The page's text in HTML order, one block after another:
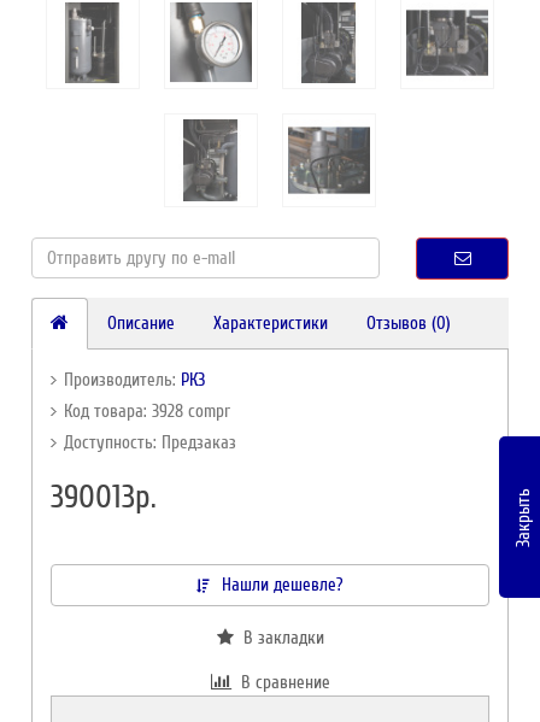
Описание Характеристики Отзывов (0)
Производитель: РКЗ
Код товара: 3928 compr
Доступность: Предзаказ
390013р.
Нашли дешевле?
В закладки
В сравнение
Закрыть